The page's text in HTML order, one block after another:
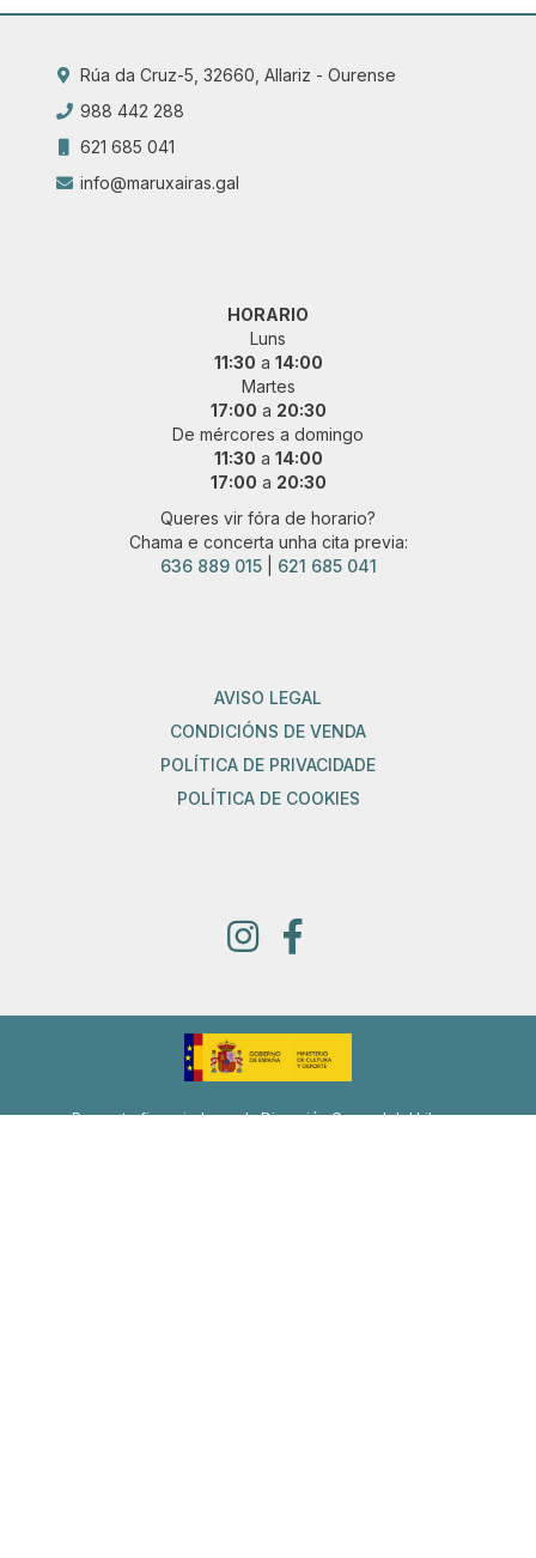
Rúa da Cruz-5, 32660, Allariz - Ourense
988 442 288
621 685 041
info@maruxairas.gal
HORARIO
Luns
11:30 a 14:00
Martes
17:00 a 20:30
De mércores a domingo
11:30 a 14:00
17:00 a 20:30
Queres vir fóra de horario?
Chama e concerta unha cita previa:
636 889 015| 621 685 041
AVISO LEGAL
CONDICIÓNS DE VENDA
POLÍTICA DE PRIVACIDADE
POLÍTICA DE COOKIES
Proyecto financiado por la Dirección General del Libro y